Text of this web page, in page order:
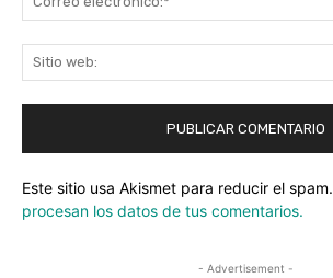
Este sitio usa Akismet para reducir el spam.
procesan los datos de tus comentarios.
- Advertisement -